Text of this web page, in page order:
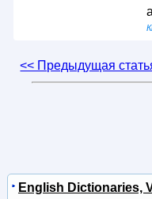
<< Предыдущая
English Dictionaries,